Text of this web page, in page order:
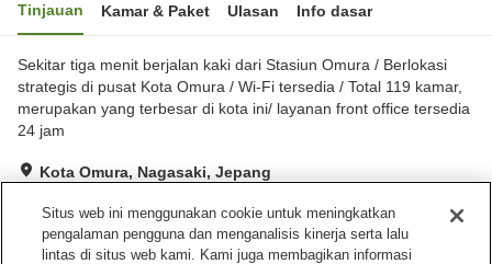
Tinjauan Kamar & Paket Ulasan Info dasar
Sekitar tiga menit berjalan kaki dari Stasiun Omura / Berlokasi
strategis di pusat Kota Omura / Wi-Fi tersedia / Total 119 kamar,
merupakan yang terbesar di kota ini/ layanan front office tersedia
24 jam
Kota Omura, Nagasaki, Jepang
Sangat baik Ulasan: 543
Situs web ini menggunakan cookie untuk meningkatkan
pengalaman pengguna dan menganalisis kinerja serta lalu
lintas di situs web kami. Kami juga membagikan informasi